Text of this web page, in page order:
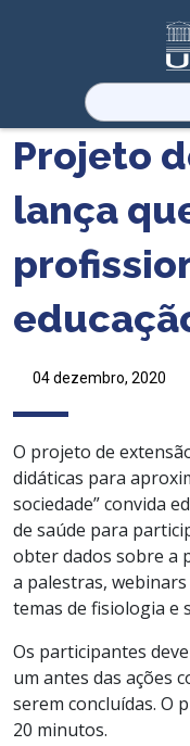
Pesquisar
por:
Projeto
lança
04 dezembro, 2020
O projeto de
didáticas para
sociedade” convida
de saúde para
obter dados sobre a
a palestras,
temas de fisiologia e
Os participantes
um antes das ações
serem concluídas. O
20 minutos.